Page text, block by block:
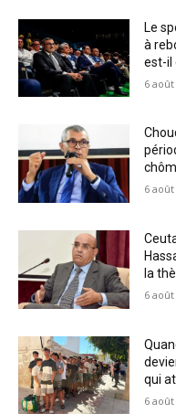
Le
à
est-il
6 août
6 août
la
6 août
qui
6 août